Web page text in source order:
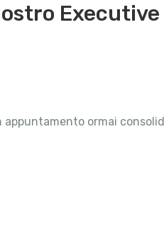
appuntamento ormai